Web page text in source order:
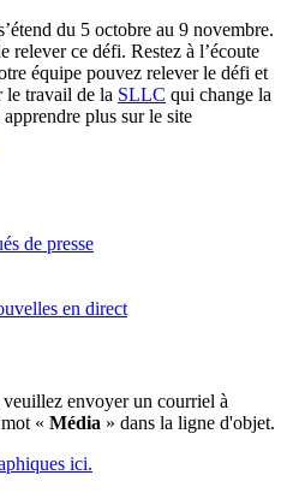
du 5 octobre au 9 novembre.
ce défi. Restez à l’écoute
équipe pouvez relever le défi et
le travail de la SLLC qui change la
plus sur le site
de presse
en direct
veuillez envoyer un courriel à
« Média » dans la ligne d'objet.
ici.